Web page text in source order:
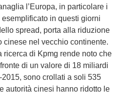
l’Europa, in particolare i
in questi giorni
spread, porta alla riduzione
cinese nel vecchio continente.
ricerca di Kpmg rende noto che
di un valore di 18 miliardi
sono crollati a soli 535
autorità cinesi hanno ridotto le